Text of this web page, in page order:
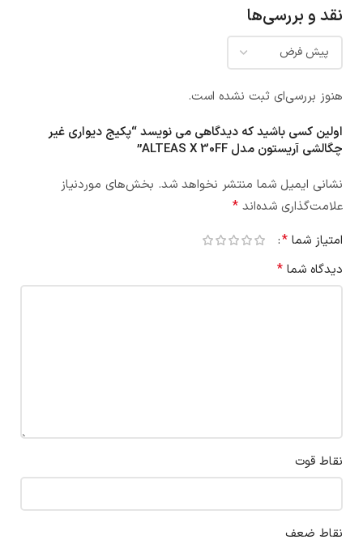
نقد و بررسی‌ها
هنوز بررسی‌ای ثبت نشده است.
اولین کسی باشید که دیدگاهی می نویسد “پکیج دیواری غیر
چگالشی آریستون مدل ALTEAS X 30FF”
نشانی ایمیل شما منتشر نخواهد شد. بخش‌های موردنیاز
علامت‌گذاری شده‌اند *
امتیاز شما *
دیدگاه شما *
نقاط قوت
نقاط ضعف